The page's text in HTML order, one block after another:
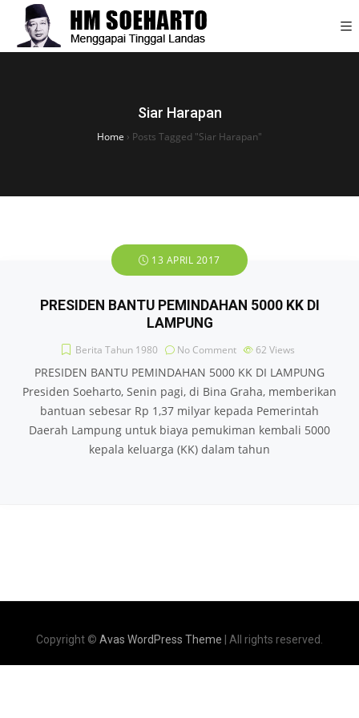
Siar Harapan
Home › Posts Tagged "Siar Harapan"
13 APRIL 2017
PRESIDEN BANTU PEMINDAHAN 5000 KK DI
LAMPUNG
Berita Tahun 1980 No Comment 62 Views
PRESIDEN BANTU PEMINDAHAN 5000 KK DI LAMPUNG
Presiden Soeharto, Senin pagi, di Bina Graha, memberikan
bantuan sebesar Rp 1,37 milyar kepada Pemerintah
Daerah Lampung untuk biaya pemukiman kembali 5000
kepala keluarga (KK) dalam tahun
Copyright © Avas WordPress Theme | All rights reserved.